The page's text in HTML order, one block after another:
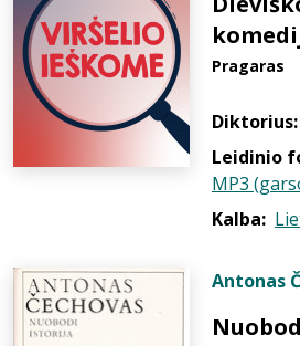
Pragaras
Diktorius:
Leidinio
MP3
Kalba:
Antonas